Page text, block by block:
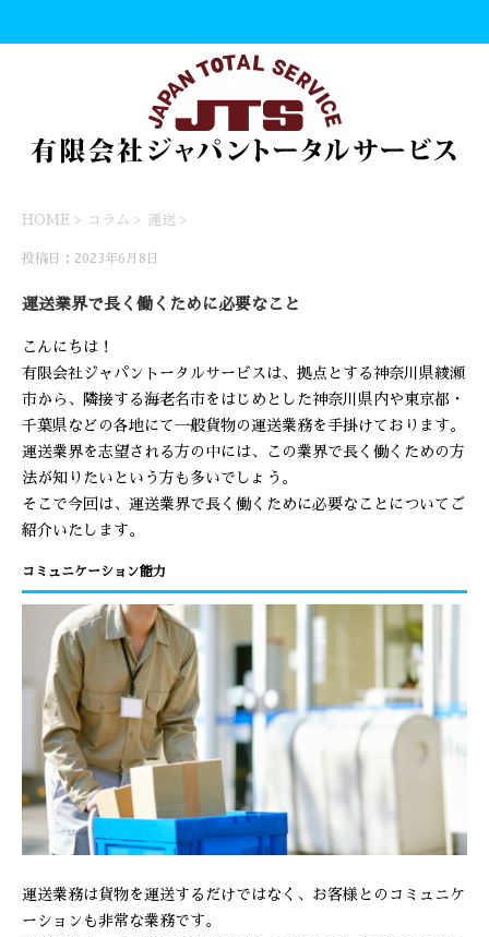
HOME > コラム > 運送 >
投稿日：2023年6月8日
運送業界で長く働くために必要なこと
こんにちは！
有限会社ジャパントータルサービスは、拠点とする神奈川県綾瀬
市から、隣接する海老名市をはじめとした神奈川県内や東京都・
千葉県などの各地にて一般貨物の運送業務を手掛けております。
運送業界を志望される方の中には、この業界で長く働くための方
法が知りたいという方も多いでしょう。
そこで今回は、運送業界で長く働くために必要なことについてご
紹介いたします。
コミュニケーション能力
運送業務は貨物を運送するだけではなく、お客様とのコミュニケ
ーションも非常な業務です。